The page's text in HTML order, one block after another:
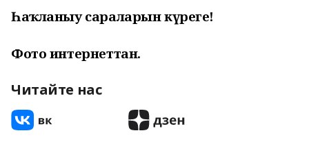
Һаҡланыу сараларын күрегеҙ!
Фото интернеттан.
Читайте нас